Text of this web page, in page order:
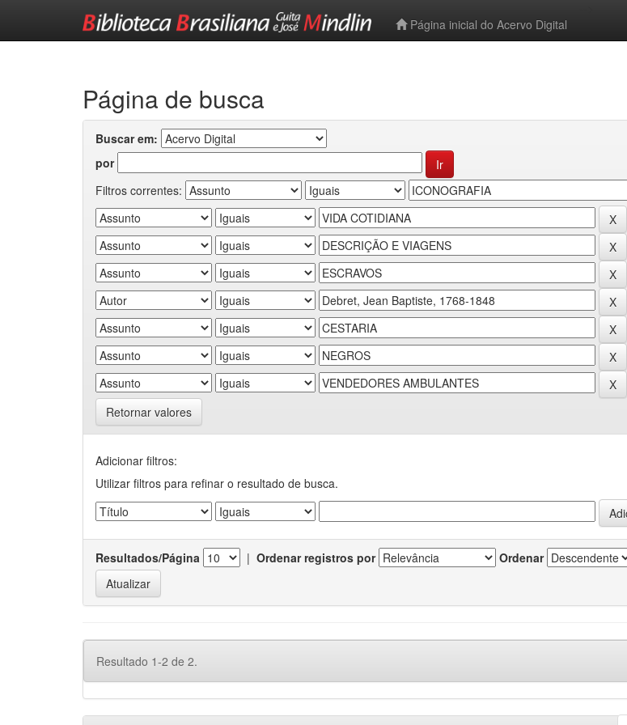
Página inicial do Acervo Digital
Página de busca
Buscar em:
por
Filtros correntes:
Retornar valores
Adicionar filtros:
Utilizar filtros para refinar o resultado de busca.
Resultados/Página | Ordenar registros por Ordenar
Resultado 1-2 de 2.